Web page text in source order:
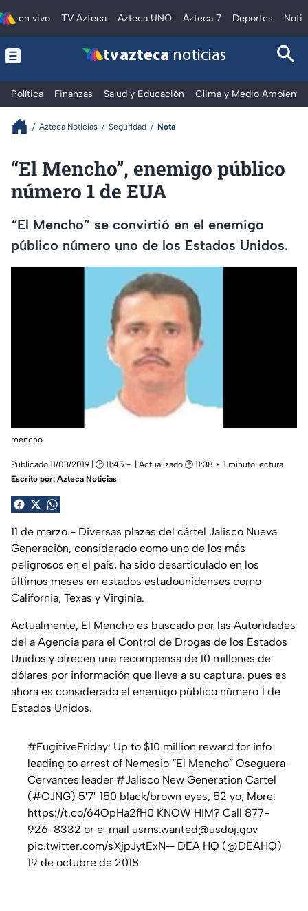
en vivo TV Azteca Azteca UNO Azteca 7 Deportes
tv azteca noticias
Política Finanzas Salud y Educación Clima y Medio Ambiente
Azteca Noticias Seguridad Nota
“El Mencho”, enemigo público
número 1 de EUA
“El Mencho” se convirtió en el enemigo
público número uno de los Estados Unidos.
mencho
Publicado 11/03/2019 | 🕑 11:45 | Actualizado 🕑 11:38
1 minuto lectura
Escrito por: Azteca Noticias
11 de marzo.- Diversas plazas del cártel Jalisco Nueva
Generación, considerado como uno de los más
peligrosos en el país, ha sido desarticulado en los
últimos meses en estados estadounidenses como
California, Texas y Virginia.
Actualmente, El Mencho es buscado por las Autoridades
del a Agencia para el Control de Drogas de los Estados
Unidos y ofrecen una recompensa de 10 millones de
dólares por información que lleve a su captura, pues es
ahora es considerado el enemigo público número 1 de
Estados Unidos.
#FugitiveFriday: Up to $10 million reward for info
leading to arrest of Nemesio “El Mencho” Oseguera-
Cervantes leader #Jalisco New Generation Cartel
(#CJNG) 5'7" 150 black/brown eyes, 52 yo, More:
https://t.co/64OpHa2fH0 KNOW HIM? Call 877-
926-8332 or e-mail usms.wanted@usdoj.gov
pic.twitter.com/sXjpJytExN— DEA HQ (@DEAHQ)
19 de octubre de 2018